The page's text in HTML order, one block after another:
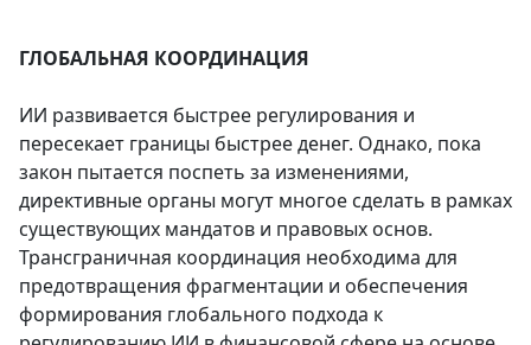
ГЛОБАЛЬНАЯ КООРДИНАЦИЯ
ИИ развивается быстрее регулирования и
пересекает границы быстрее денег. Однако, пока
закон пытается поспеть за изменениями,
директивные органы могут многое сделать в рамках
существующих мандатов и правовых основ.
Трансграничная координация необходима для
предотвращения фрагментации и обеспечения
формирования глобального подхода к